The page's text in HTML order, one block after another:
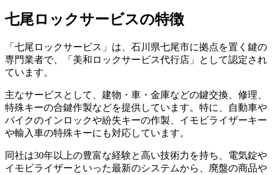
七尾ロックサービスの特徴
「七尾ロックサービス」は、石川県七尾市に拠点を置く鍵の
専門業者で、「美和ロックサービス代行店」として認定され
ています。
主なサービスとして、建物・車・金庫などの鍵交換、修理、
特殊キーの合鍵作製などを提供しています。特に、自動車や
バイクのインロックや紛失キーの作製、イモビライザーキー
や輸入車の特殊キーにも対応しています。
同社は30年以上の豊富な経験と高い技術力を持ち、電気錠や
イモビライザーといった最新のシステムから、廃盤の商品や